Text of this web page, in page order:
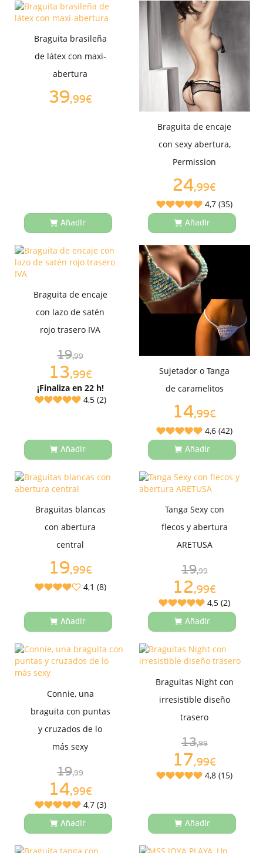
Braguita brasileña
de látex con maxi-
abertura
39,99€
Añadir
Braguita de encaje
con sexy abertura,
Permission
24,99€
4,7 (35)
Añadir
Braguita de encaje
con lazo de satén
rojo trasero IVA
19,99
13,99€
¡Finaliza en 22 h!
4,5 (2)
Añadir
Sujetador o Tanga
de caramelitos
14,99€
4,6 (42)
Añadir
Braguitas blancas
con abertura
central
19,99€
4,1 (8)
Añadir
Tanga Sexy con
flecos y abertura
ARETUSA
19,99
12,99€
4,5 (2)
Añadir
Connie, una
braguita con puntas
y cruzados de lo
más sexy
19,99
14,99€
4,7 (3)
Añadir
Braguitas Night con
irresistible diseño
trasero
13,99
17,99€
4,8 (15)
Añadir